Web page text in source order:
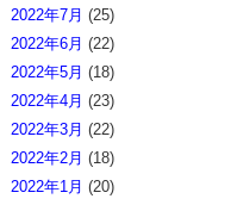
2022年7月 (25)
2022年6月 (22)
2022年5月 (18)
2022年4月 (23)
2022年3月 (22)
2022年2月 (18)
2022年1月 (20)